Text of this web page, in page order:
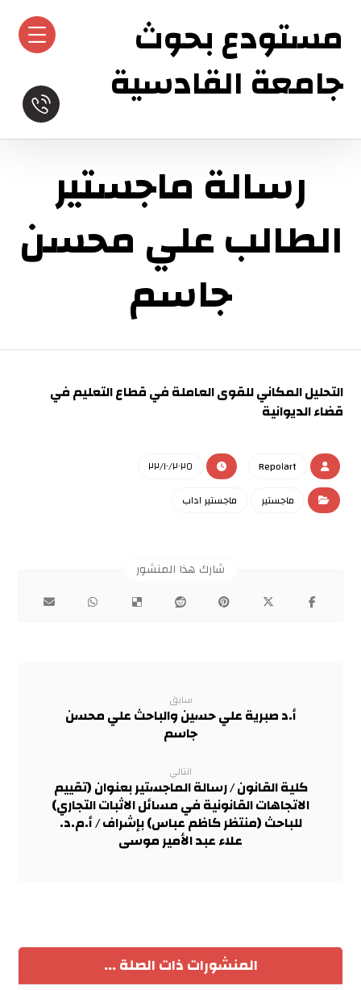
مستودع بحوث
جامعة القادسية
رسالة ماجستير
الطالب علي محسن
جاسم
التحليل المكاني للقوى العاملة في قطاع التعليم في
قضاء الديوانية
Repo١art
٢٢/١٠/٢٠٢٥
ماجستير
ماجستير اداب
سابق
أ.د صبرية علي حسين والباحث علي محسن
جاسم
التالي
كلية القانون / رسالة الماجستير بعنوان (تقييم
الاتجاهات القانونية في مسائل الاثبات التجاري)
للباحث (منتظر كاظم عباس) بإشراف / أ.م.د.
علاء عبد الأمير موسى
المنشورات ذات الصلة ...